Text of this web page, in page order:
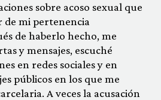
sobre acoso sexual que
mi pertenencia
de haberlo hecho, me
y mensajes, escuché
en redes sociales y en
públicos en los que me
A veces la acusación